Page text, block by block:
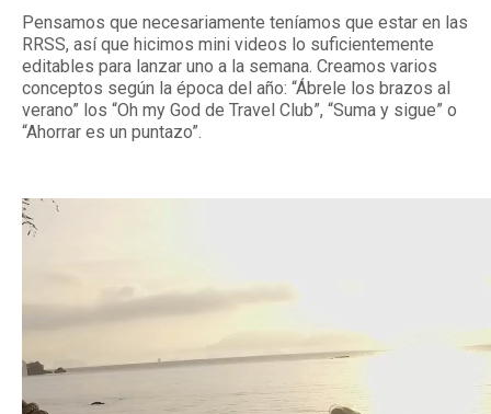
Pensamos que necesariamente teníamos que estar en las
RRSS, así que hicimos mini videos lo suficientemente
editables para lanzar uno a la semana. Creamos varios
conceptos según la época del año: “Ábrele los brazos al
verano” los “Oh my God de Travel Club”, “Suma y sigue” o
“Ahorrar es un puntazo”.